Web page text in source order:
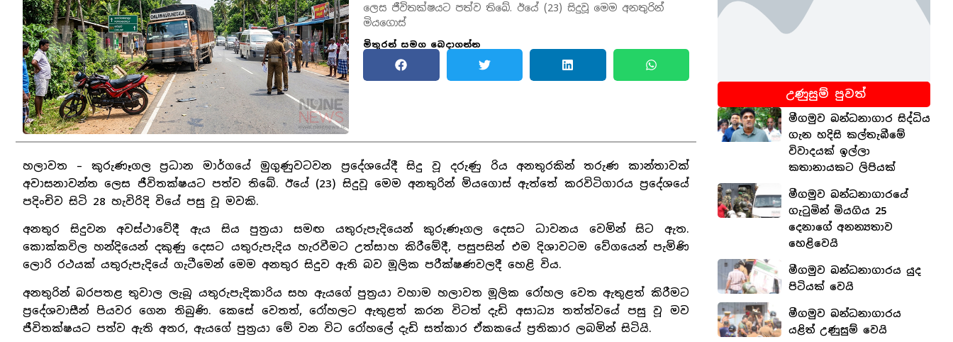
ලෙස ජීවිතක්ෂයට පත්ව තිබේ. ඊයේ (23) සිදුවූ මෙම අනතුරින්
මියගොස්
මිතුරන් සමග බෙදාගන්න
හලාවත – කුරුණෑගල ප්‍රධාන මාර්ගයේ මුගුණුවටවන ප්‍රදේශයේදී සිදු වූ දරුණු රිය අනතුරකින් තරුණ කාන්තාවක්
අවාසනාවන්ත ලෙස ජීවිතක්ෂයට පත්ව තිබේ. ඊයේ (23) සිදුවූ මෙම අනතුරින් මියගොස් ඇත්තේ කරවිටිගාරය ප්‍රදේශයේ
පදිංචිව සිටි 28 හැවිරිදි වියේ පසු වූ මවකි.
අනතුර සිදුවන අවස්ථාවේදී ඇය සිය පුත්‍රයා සමඟ යතුරුපැදියෙන් කුරුණෑගල දෙසට ධාවනය වෙමින් සිට ඇත.
කොක්කවිල හන්දියෙන් දකුණු දෙසට යතුරුපැදිය හැරවීමට උත්සාහ කිරීමේදී, පසුපසින් එම දිශාවටම වේගයෙන් පැමිණි
ලොරි රථයක් යතුරුපැදියේ ගැටීමෙන් මෙම අනතුර සිදුව ඇති බව මූලික පරීක්ෂණවලදී හෙළි විය.
අනතුරින් බරපතළ තුවාල ලැබූ යතුරුපැදිකාරිය සහ ඇයගේ පුත්‍රයා වහාම හලාවත මූලික රෝහල වෙත ඇතුළත් කිරීමට
ප්‍රදේශවාසීන් පියවර ගෙන තිබුණි. කෙසේ වෙතත්, රෝහලට ඇතුළත් කරන විටත් දැඩි අසාධ්‍ය තත්ත්වයේ පසු වූ මව
ජීවිතක්ෂයට පත්ව ඇති අතර, ඇයගේ පුත්‍රයා මේ වන විට රෝහලේ දැඩි සත්කාර ඒකකයේ ප්‍රතිකාර ලබමින් සිටියි.
උණුසුම් පුවත්
මීගමුව බන්ධනාගාර සිද්ධිය
ගැන හදිසි කල්තැබීමේ
විවාදයක් ඉල්ලා
කතානායකට ලිපියක්
මීගමුව බන්ධනාගාරයේ
ගැටුමින් මියගිය 25
දෙනාගේ අනන්‍යතාව
හෙළිවෙයි
මීගමුව බන්ධනාගාරය යුද
පිටියක් වෙයි
මීගමුව බන්ධනාගාරය
යළිත් උණුසුම් වෙයි